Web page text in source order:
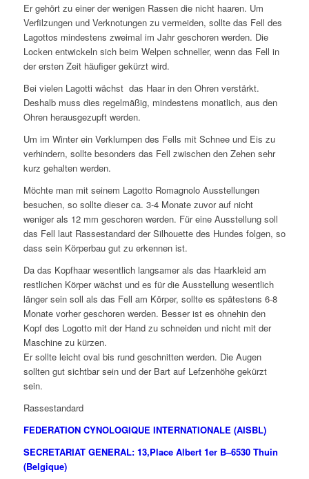
Er gehört zu einer der wenigen Rassen die nicht haaren. Um
Verfilzungen und Verknotungen zu vermeiden, sollte das Fell des
Lagottos mindestens zweimal im Jahr geschoren werden. Die
Locken entwickeln sich beim Welpen schneller, wenn das Fell in
der ersten Zeit häufiger gekürzt wird.
Bei vielen Lagotti wächst das Haar in den Ohren verstärkt.
Deshalb muss dies regelmäßig, mindestens monatlich, aus den
Ohren herausgezupft werden.
Um im Winter ein Verklumpen des Fells mit Schnee und Eis zu
verhindern, sollte besonders das Fell zwischen den Zehen sehr
kurz gehalten werden.
Möchte man mit seinem Lagotto Romagnolo Ausstellungen
besuchen, so sollte dieser ca. 3-4 Monate zuvor auf nicht
weniger als 12 mm geschoren werden. Für eine Ausstellung soll
das Fell laut Rassestandard der Silhouette des Hundes folgen, so
dass sein Körperbau gut zu erkennen ist.
Da das Kopfhaar wesentlich langsamer als das Haarkleid am
restlichen Körper wächst und es für die Ausstellung wesentlich
länger sein soll als das Fell am Körper, sollte es spätestens 6-8
Monate vorher geschoren werden. Besser ist es ohnehin den
Kopf des Logotto mit der Hand zu schneiden und nicht mit der
Maschine zu kürzen.
Er sollte leicht oval bis rund geschnitten werden. Die Augen
sollten gut sichtbar sein und der Bart auf Lefzenhöhe gekürzt
sein.
Rassestandard
FEDERATION CYNOLOGIQUE INTERNATIONALE (AISBL)
SECRETARIAT GENERAL: 13,Place Albert 1er B–6530 Thuin
(Belgique)